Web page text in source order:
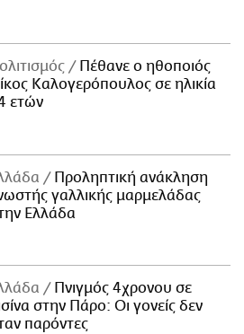
Πέθανε ο ηθοποιός
Καλογερόπουλος σε ηλικία
ετών
Προληπτική ανάκληση
γαλλικής μαρμελάδας
Ελλάδα
Πνιγμός 4χρονου σε
στην Πάρο: Οι γονείς δεν
παρόντες